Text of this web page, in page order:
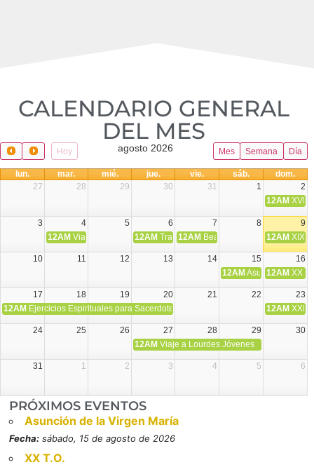
CALENDARIO GENERAL
DEL MES​
Hoy Mes Semana Día
agosto 2026
lun. mar. mié. jue. vie. sáb.
dom.
27
28 29 30 31 1
2
12AM XVIII
3 4 5 6 7 8
9
12AM Viaje Diocesano a Japón.
12AM Transfiguración del Señor
12AM Beatos Cruz Laplana,
12AM XIX
10 11 12 13 14 15
16
12AM Asunción de la
12AM XX
17 18 19 20 21 22
23
12AM Ejercicios Espirituales para Sacerdotes. Priego. 12AM XXI
24 25 26 27 28 29
30
12AM Viaje a Lourdes Jóvenes
31 1 2 3 4 5 6
PRÓXIMOS EVENTOS
Asunción de la Virgen María
Fecha: sábado, 15 de agosto de 2026
XX T.O.